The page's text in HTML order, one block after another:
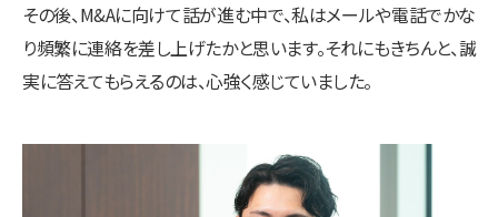
その後、M&Aに向けて話が進む中で、私はメールや電話でかな
り頻繁に連絡を差し上げたかと思います。それにもきちんと、誠
実に答えてもらえるのは、心強く感じていました。